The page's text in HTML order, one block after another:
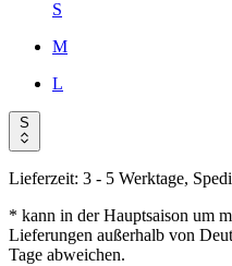
S
M
L
S
Lieferzeit: 3 - 5 Werktage,
* kann in der Hauptsaison um
Lieferungen außerhalb von
Tage abweichen.